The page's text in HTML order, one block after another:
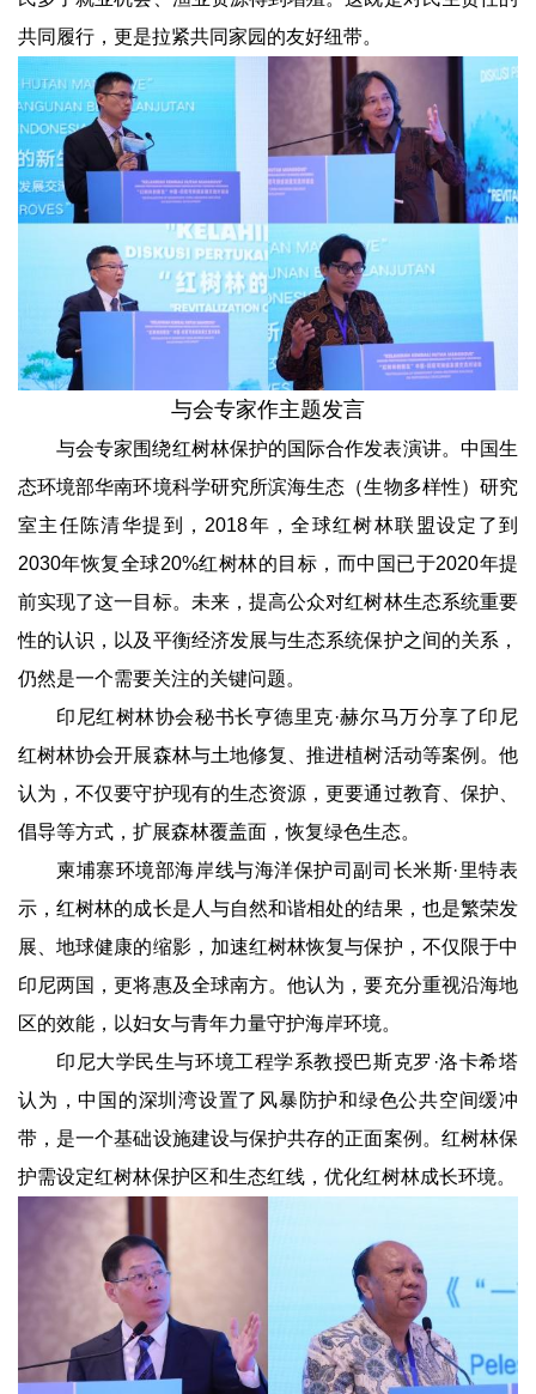
共同履行，更是拉紧共同家园的友好纽带。
与会专家作主题发言
与会专家围绕红树林保护的国际合作发表演讲。中国生
态环境部华南环境科学研究所滨海生态（生物多样性）研究
室主任陈清华提到，2018年，全球红树林联盟设定了到
2030年恢复全球20%红树林的目标，而中国已于2020年提
前实现了这一目标。未来，提高公众对红树林生态系统重要
性的认识，以及平衡经济发展与生态系统保护之间的关系，
仍然是一个需要关注的关键问题。
印尼红树林协会秘书长亨德里克·赫尔马万分享了印尼
红树林协会开展森林与土地修复、推进植树活动等案例。他
认为，不仅要守护现有的生态资源，更要通过教育、保护、
倡导等方式，扩展森林覆盖面，恢复绿色生态。
柬埔寨环境部海岸线与海洋保护司副司长米斯·里特表
示，红树林的成长是人与自然和谐相处的结果，也是繁荣发
展、地球健康的缩影，加速红树林恢复与保护，不仅限于中
印尼两国，更将惠及全球南方。他认为，要充分重视沿海地
区的效能，以妇女与青年力量守护海岸环境。
印尼大学民生与环境工程学系教授巴斯克罗·洛卡希塔
认为，中国的深圳湾设置了风暴防护和绿色公共空间缓冲
带，是一个基础设施建设与保护共存的正面案例。红树林保
护需设定红树林保护区和生态红线，优化红树林成长环境。